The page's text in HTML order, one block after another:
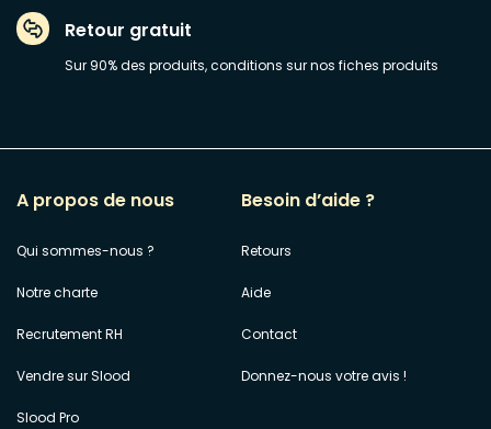
Retour gratuit
Sur 90% des produits, conditions sur nos fiches produits
A propos de nous
Qui sommes-nous ?
Notre charte
Recrutement RH
Vendre sur Slood
Slood Pro
Besoin d’aide ?
Retours
Aide
Contact
Donnez-nous votre avis !